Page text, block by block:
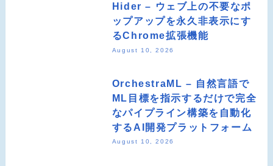
Hider – ウェブ上の不要なポ
ップアップを永久非表示にす
るChrome拡張機能
August 10, 2026
OrchestraML – 自然言語で
ML目標を指示するだけで完全
なパイプライン構築を自動化
するAI開発プラットフォーム
August 10, 2026